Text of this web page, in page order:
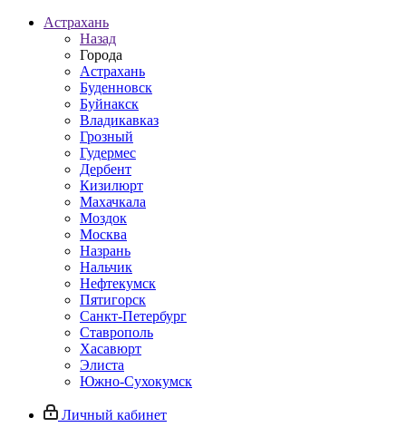
Астрахань
Назад
Города
Астрахань
Буденновск
Буйнакск
Владикавказ
Грозный
Гудермес
Дербент
Кизилюрт
Махачкала
Моздок
Москва
Назрань
Нальчик
Нефтекумск
Пятигорск
Санкт-Петербург
Ставрополь
Хасавюрт
Элиста
Южно-Сухокумск
Личный кабинет